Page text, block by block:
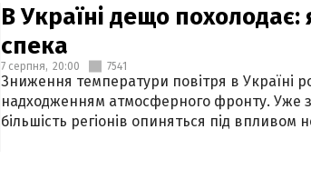
В Україні дещо похолодає:
спека
7 серпня, 20:00 7541
Зниження температури повітря в Україні
надходженням атмосферного фронту. Уже
більшість регіонів опиняться під впливом